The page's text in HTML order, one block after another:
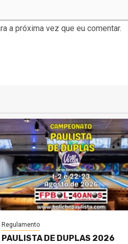
a próxima vez que eu comentar.
Regulamento
PAULISTA DE DUPLAS 2026